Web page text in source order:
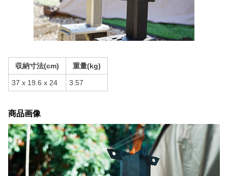
収納寸法(cm) 重量(kg)
37 x 19.6 x 24 3.57
商品画像